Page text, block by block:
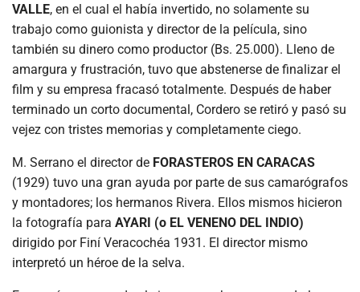
VALLE, en el cual el había invertido, no solamente su
trabajo como guionista y director de la película, sino
también su dinero como productor (Bs. 25.000). Lleno de
amargura y frustración, tuvo que abstenerse de finalizar el
film y su empresa fracasó totalmente. Después de haber
terminado un corto documental, Cordero se retiró y pasó su
vejez con tristes memorias y completamente ciego.
M. Serrano el director de FORASTEROS EN CARACAS
(1929) tuvo una gran ayuda por parte de sus camarógrafos
y montadores; los hermanos Rivera. Ellos mismos hicieron
la fotografía para AYARI (o EL VENENO DEL INDIO)
dirigido por Finí Veracochéa 1931. El director mismo
interpretó un héroe de la selva.